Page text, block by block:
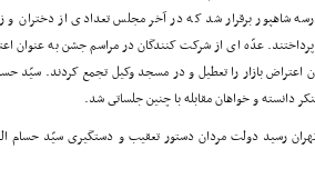
شاهپور برقرار شد که در آخر مجلس تعدادى از دختران و
عدّه اى از شرکت کنندگان در مراسم جشن به عنوان
بازار را تعطیل و در مسجد وکیل تجمع کردند. سیّد
دانسته و خواهان مقابله با چنین جلساتى شد.
رسید دولت مردان دستور تعقیب و دستگیرى سیّد حسام